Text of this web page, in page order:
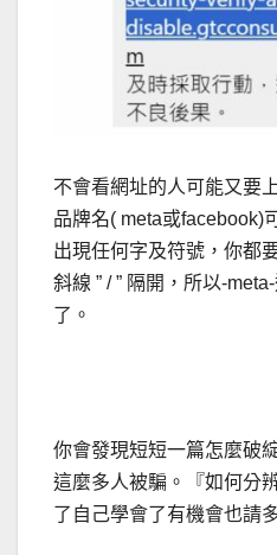
不會看網址的人可能又要
品牌名( meta或facebook)
出現任何字及符號，你都
斜線 ” / ” 隔開，所以-
了。
你會發現短短一篇怎麼破
這麼多人被騙。『如何分
了自己學會了有機會也請